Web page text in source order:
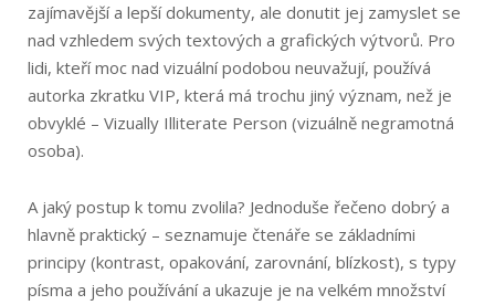
zajímavější a lepší dokumenty, ale donutit jej zamyslet se
nad vzhledem svých textových a grafických výtvorů. Pro
lidi, kteří moc nad vizuální podobou neuvažují, používá
autorka zkratku VIP, která má trochu jiný význam, než je
obvyklé – Vizually Illiterate Person (vizuálně negramotná
osoba).
A jaký postup k tomu zvolila? Jednoduše řečeno dobrý a
hlavně praktický – seznamuje čtenáře se základními
principy (kontrast, opakování, zarovnání, blízkost), s typy
písma a jeho používání a ukazuje je na velkém množství